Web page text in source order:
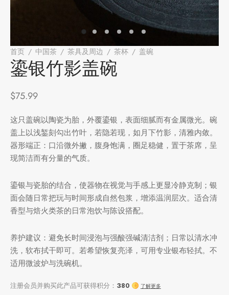
首页 / 中国茶 / 茶具及周边 / 茶杯 / 盖碗
鎏银竹影盖碗
$75.99
这只盖碗以陶瓷为胎，外覆鎏银，表面细腻而有金属微光。碗
盖上以浅錾刻勾出竹叶，若隐若现，如月下竹影，清雅内敛。
器形端正：口沿微外撇，腹身饱满，圈足稳健，置于茶席，呈
现简洁而有分量的气质。
鎏银与瓷胎的结合，使器物在视觉与手感上更显冷静克制；银
面会随日常把玩与时间形成自然包浆，增添温润层次。适合清
香型与焙火类茶的日常泡饮与陈设搭配。
养护建议：避免长时间浸泡与强酸强碱清洁剂；日常以清水冲
洗，软布拭干即可。若希望恢复亮泽，可用专业银布轻拭。不
适用微波炉与洗碗机。
国茶
品
分类
分类
分类
储